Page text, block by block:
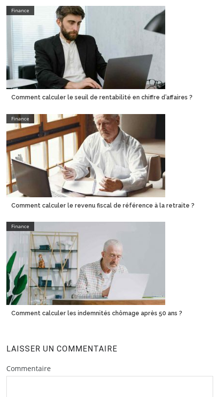
Finance
Comment calculer le seuil de rentabilité en chiffre d’affaires ?
Finance
Comment calculer le revenu fiscal de référence à la retraite ?
Finance
Comment calculer les indemnités chômage après 50 ans ?
LAISSER UN COMMENTAIRE
Commentaire